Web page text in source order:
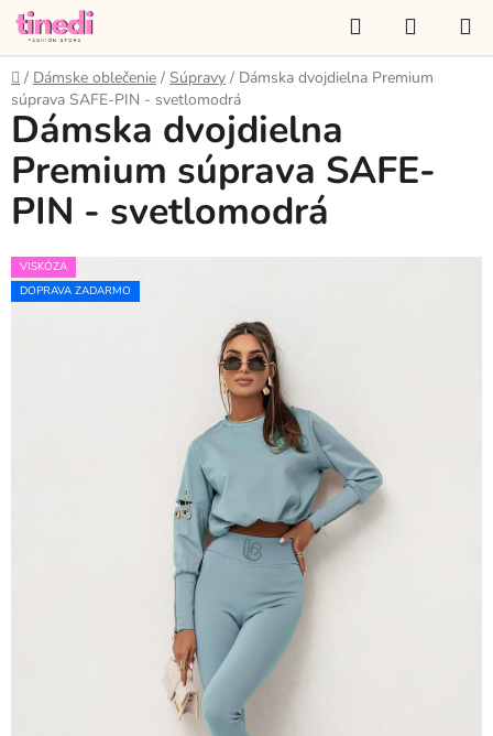
Prejsť
obsah
Hľadať
KOŠÍK
Domov
/ Dámske oblečenie / Súpravy / Dámska dvojdielna Premium
súprava SAFE-PIN - svetlomodrá
Dámska dvojdielna
Premium súprava SAFE-
PIN - svetlomodrá
VISKÓZA
DOPRAVA ZADARMO